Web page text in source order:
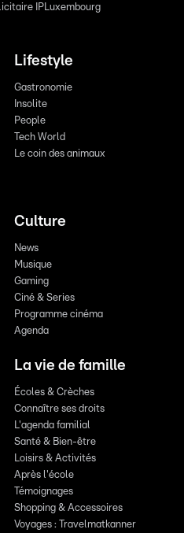
IPLuxembourg
Lifestyle
Gastronomie
Insolite
People
Tech World
Le coin des animaux
Culture
News
Musique
Gaming
Ciné & Series
Programme cinéma
Agenda
La vie de famille
Écoles & Crèches
Connaître ses droits
L'agenda familial
Santé & Bien-être
Loisirs & Activités
Après l'école
Témoignages
Shopping & Accessoires
Voyages : Travelmatkanner